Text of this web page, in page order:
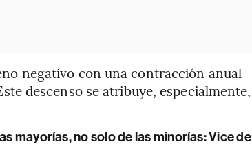
negativo con una contracción anual
descenso se atribuye, especialmente,
mayorías, no solo de las minorías: Vice de